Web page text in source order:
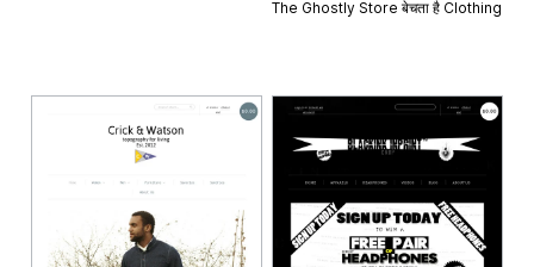
The Ghostly Store बेचता है Clothing